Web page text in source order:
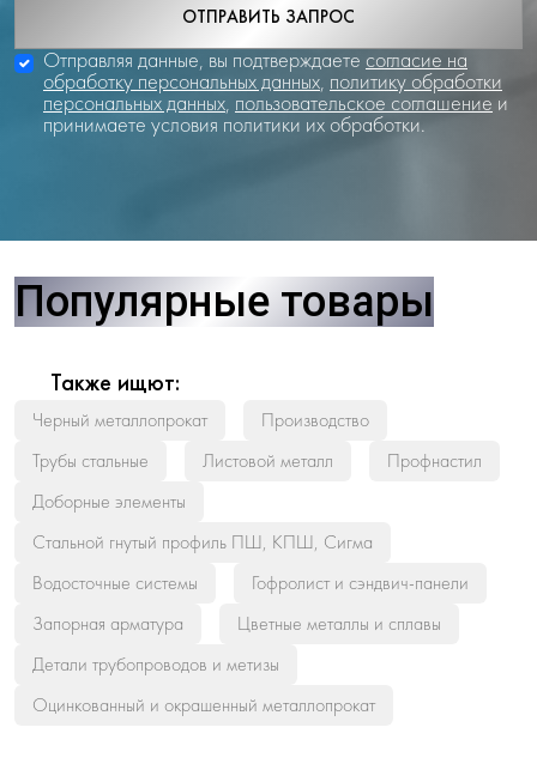
ОТПРАВИТЬ ЗАПРОС
Отправляя данные, вы подтверждаете согласие на
обработку персональных данных, политику обработки
персональных данных, пользовательское соглашение и
принимаете условия политики их обработки.
Популярные товары
Также ищют:
Черный металлопрокат
Производство
Трубы стальные
Листовой металл
Профнастил
Доборные элементы
Стальной гнутый профиль ПШ, КПШ, Сигма
Водосточные системы
Гофролист и сэндвич-панели
Запорная арматура
Цветные металлы и сплавы
Детали трубопроводов и метизы
Оцинкованный и окрашенный металлопрокат